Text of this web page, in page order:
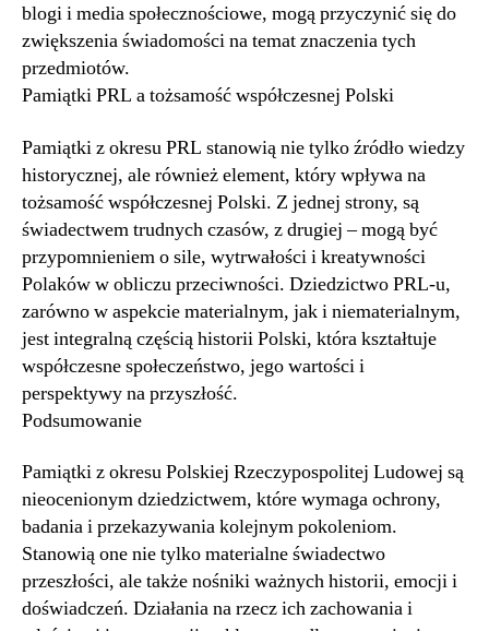
blogi i media społecznościowe, mogą przyczynić się do
zwiększenia świadomości na temat znaczenia tych
przedmiotów.
Pamiątki PRL a tożsamość współczesnej Polski
Pamiątki z okresu PRL stanowią nie tylko źródło wiedzy
historycznej, ale również element, który wpływa na
tożsamość współczesnej Polski. Z jednej strony, są
świadectwem trudnych czasów, z drugiej – mogą być
przypomnieniem o sile, wytrwałości i kreatywności
Polaków w obliczu przeciwności. Dziedzictwo PRL-u,
zarówno w aspekcie materialnym, jak i niematerialnym,
jest integralną częścią historii Polski, która kształtuje
współczesne społeczeństwo, jego wartości i
perspektywy na przyszłość.
Podsumowanie
Pamiątki z okresu Polskiej Rzeczypospolitej Ludowej są
nieocenionym dziedzictwem, które wymaga ochrony,
badania i przekazywania kolejnym pokoleniom.
Stanowią one nie tylko materialne świadectwo
przeszłości, ale także nośniki ważnych historii, emocji i
doświadczeń. Działania na rzecz ich zachowania i